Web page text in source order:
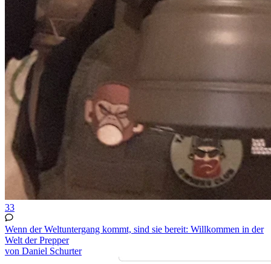
33
Wenn der Weltuntergang kommt, sind sie bereit: Willkommen in der
Welt der Prepper
von Daniel Schurter